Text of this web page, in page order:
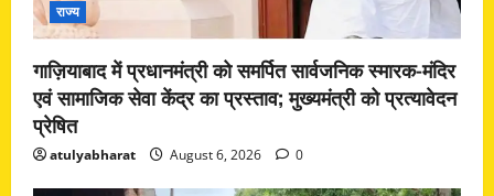
राज्य
गाज़ियाबाद में प्रधानमंत्री को समर्पित सार्वजनिक स्मारक-मंदिर
एवं सामाजिक सेवा केंद्र का प्रस्ताव; मुख्यमंत्री को प्रत्यावेदन
प्रेषित
atulyabharat August 6, 2026 0